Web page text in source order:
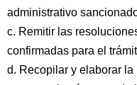
administrativo
c. Remitir las
confirmadas para el
d. Recopilar y elaborar